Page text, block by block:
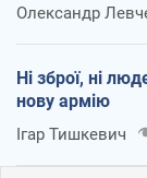
Олександр
Ні зброї, ні
нову армію
Ігар Тишкевич